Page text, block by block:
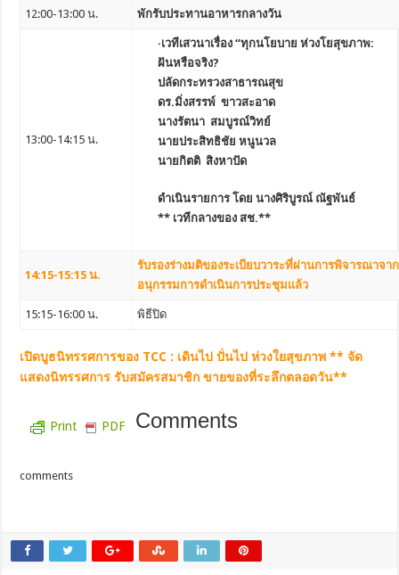
12:00-13:00 น. พักรับประทานอาหารกลางวัน
13:00-14:15 น.
·เวทีเสวนาเรื่อง “ทุกนโยบาย ห่วงโยสุขภาพ:
ฝันหรือจริง?
ปลัดกระทรวงสาธารณสุข
ดร.มิ่งสรรพ์ ขาวสะอาด
นางรัตนา สมบูรณ์วิทย์
นายประสิทธิชัย หนูนวล
นายกิตติ สิงหาปัด
ดำเนินรายการ โดย นางศิริบูรณ์ ณัฐพันธ์
** เวทีกลางของ สช.**
14:15-15:15 น.
รับรองร่างมติของระเบียบวาระที่ผ่านการพิจารณาจ
อนุกรรมการดำเนินการประชุมแล้ว
15:15-16:00 น. พิธีปิด
เปิดบูธนิทรรศการของ TCC : เดินไป ปั่นไป ห่วงใยสุขภาพ ** จัด
แสดงนิทรรศการ รับสมัครสมาชิก ขายของที่ระลึกตลอดวัน**
Print PDF Comments
comments